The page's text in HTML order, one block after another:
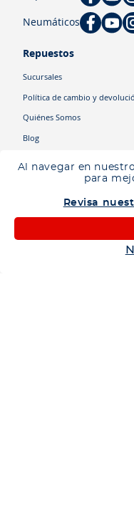
Al navegar en
para
Revisa
Ingresa tu ubicación para
Neumáticos
Repuestos
Sucursales
Política de cambio y
Quiénes Somos
Blog